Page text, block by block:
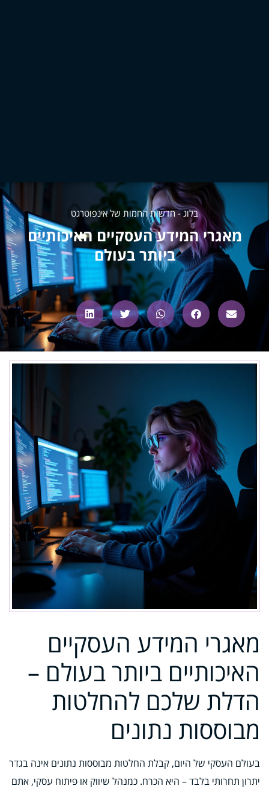
בלוג - חדשות החמות של אינפוטרגט
מאגרי המידע העסקיים האיכותיים
ביותר בעולם
מאגרי המידע העסקיים
האיכותיים ביותר בעולם –
הדלת שלכם להחלטות
מבוססות נתונים
בעולם העסקי של היום, קבלת החלטות מבוססות נתונים אינה בגדר
יתרון תחרותי בלבד – היא הכרח. כמנהל שיווק או פיתוח עסקי, אתם